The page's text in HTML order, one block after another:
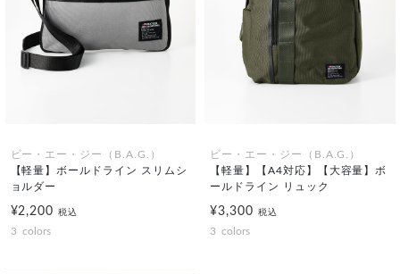
ビー・エー・ジー（B.A.G.）
【軽量】ボールドライン スリムシ
ョルダー
¥2,200税込
3 colors
ビー・エー・ジー（B.A.G.）
【軽量】【A4対応】【大容量】ボ
ールドライン リュック
¥3,300 税込
3 colors